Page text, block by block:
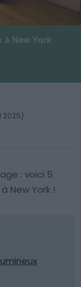
à New York
2025)
: voici 5
New York !